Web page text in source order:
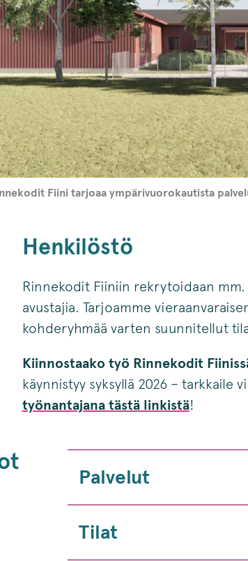
Fiini tarjoaa ympärivuorokautista
Henkilöstö
Rinnekodit Fiiniin rekrytoidaan
avustajia. Tarjoamme
kohderyhmää varten suunnitellut
Kiinnostaako työ Rinnekodit
käynnistyy syksyllä 2026 – tarkkaile
työnantajana tästä linkistä!
Palvelut
Tilat